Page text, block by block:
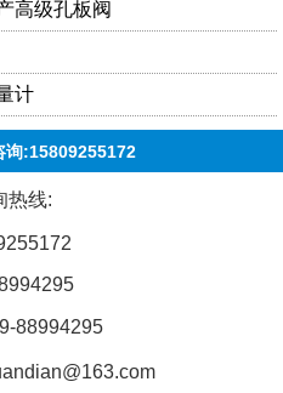
高级孔板阀
计
询:15809255172
热线:
88994295